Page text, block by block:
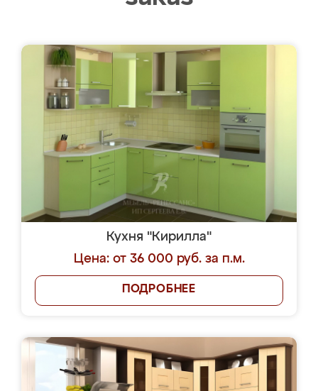
Кухня "Кирилла"
Цена: от 36 000 руб. за п.м.
ПОДРОБНЕЕ